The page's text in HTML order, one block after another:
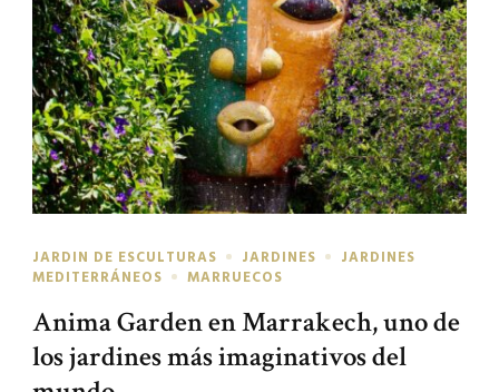
JARDIN DE ESCULTURAS JARDINES
JARDINES
MEDITERRÁNEOS
MARRUECOS
Anima Garden en Marrakech, uno de
los jardines más imaginativos del